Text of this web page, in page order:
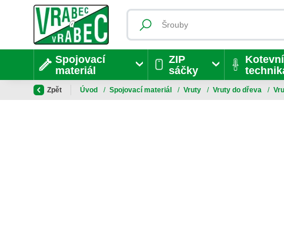
Spojovací
materiál
ZIP
sáčky
Kotevní
Zpět Úvod / Spojovací materiál / Vruty / Vruty do dřeva /